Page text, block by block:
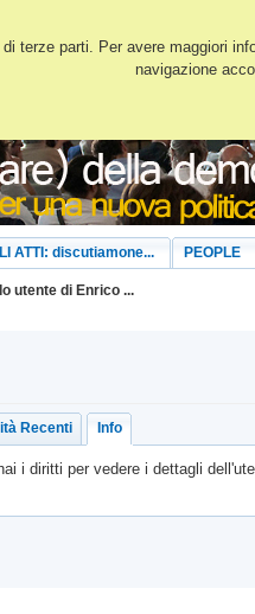
terze parti. Per avere maggiori
navigazione
ATTI: discutiamone... PEOPLE
utente di Enrico ...
Recenti Info
i diritti per vedere i dettagli